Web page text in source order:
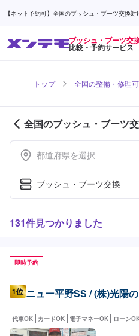
【ネット予約可】全国のブッシュ・ブーツ交換
ブッシュ・ブーツ交
比較・予約サービス
トップ 全国の整備・修理
全国のブッシュ・ブーツ
店舗紹介 (1ページ目)
都道府県を選択
ブッシュ・ブーツ交換
131件見つかりました
即時予約
1位 ニュー平野SS / (株)光陽
代車OK カードOK 電子マネーOK ローン